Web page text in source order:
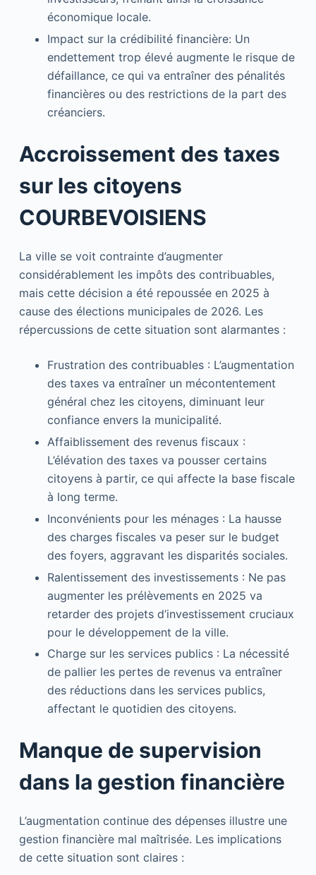
économique locale.
Impact sur la crédibilité financière: Un
endettement trop élevé augmente le risque de
défaillance, ce qui va entraîner des pénalités
financières ou des restrictions de la part des
créanciers.
Accroissement des taxes
sur les citoyens
COURBEVOISIENS
La ville se voit contrainte d’augmenter
considérablement les impôts des contribuables,
mais cette décision a été repoussée en 2025 à
cause des élections municipales de 2026. Les
répercussions de cette situation sont alarmantes :
Frustration des contribuables : L’augmentation
des taxes va entraîner un mécontentement
général chez les citoyens, diminuant leur
confiance envers la municipalité.
Affaiblissement des revenus fiscaux :
L’élévation des taxes va pousser certains
citoyens à partir, ce qui affecte la base fiscale
à long terme.
Inconvénients pour les ménages : La hausse
des charges fiscales va peser sur le budget
des foyers, aggravant les disparités sociales.
Ralentissement des investissements : Ne pas
augmenter les prélèvements en 2025 va
retarder des projets d’investissement cruciaux
pour le développement de la ville.
Charge sur les services publics : La nécessité
de pallier les pertes de revenus va entraîner
des réductions dans les services publics,
affectant le quotidien des citoyens.
Manque de supervision
dans la gestion financière
L’augmentation continue des dépenses illustre une
gestion financière mal maîtrisée. Les implications
de cette situation sont claires :